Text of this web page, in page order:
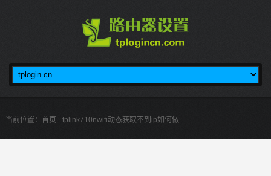
当前位置： 首页 - tplink710nwifi动态获取不到ip如何做